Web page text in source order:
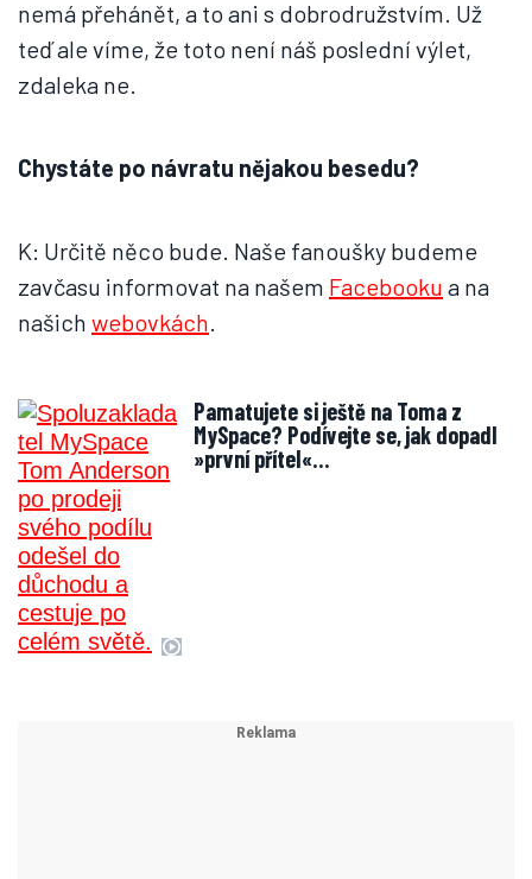
nemá přehánět, a to ani s dobrodružstvím. Už
teď ale víme, že toto není náš poslední výlet,
zdaleka ne.
Chystáte po návratu nějakou besedu?
K: Určitě něco bude. Naše fanoušky budeme
zavčasu informovat na našem Facebooku a na
našich webovkách.
Pamatujete si ještě na Toma z
MySpace? Podívejte se, jak dopadl
»první přítel«…